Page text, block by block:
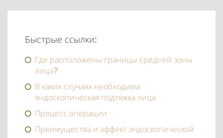
Быстрые ссылки:
Где расположены границы средней зоны
лица?
В каких случаях необходима
эндоскопическая подтяжка лица
Процесс операции
Преимущества и эффект эндоскопической